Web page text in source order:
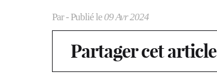
Par- Publié le09 Avr 2024
Partager cet article